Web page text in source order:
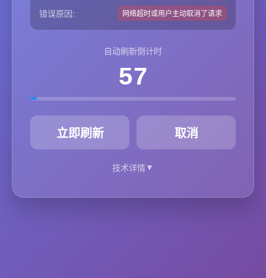
错误原因: 网络超时或用户主动取消了请求
自动刷新倒计时
57
立即刷新 取消
技术详情▼